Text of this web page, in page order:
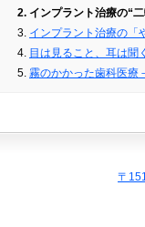
インプラント治療の“
インプラント治療の「
目は見ること、耳は聞
霧のかかった歯科医療
〒